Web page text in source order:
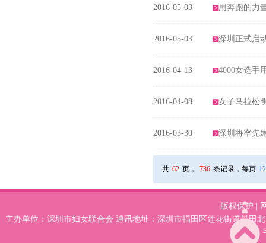
2016-05-03 用奔跑的力
2016-05-03 深圳正式启
2016-04-13 4000女选手
2016-04-08 女子马拉松
2016-03-30 深圳将率先
共 62 页， 736 条记录，每页 12
版权保护
主办单位：深圳市妇女联合会 通讯地址：深圳市福田区莲花街道景田